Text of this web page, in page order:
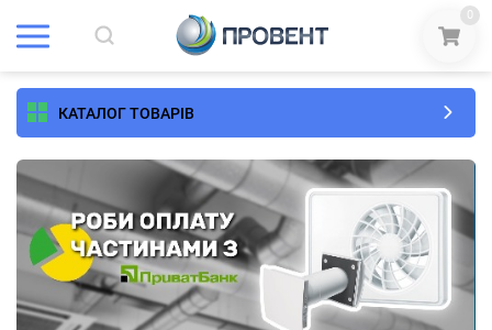
0
КАТАЛОГ ТОВАРІВ